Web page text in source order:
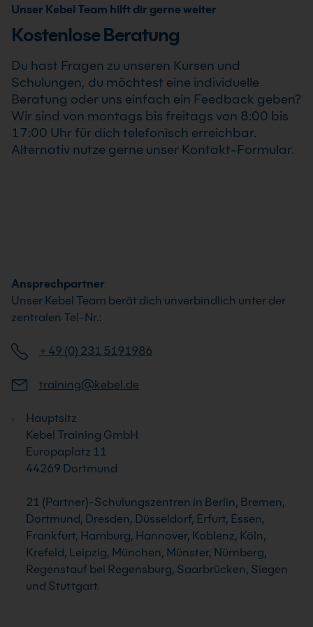
durchgeführt werden. Inhalte, Prozesse und
Schwerpunkte passen wir individuell an die
Unser Kebel Team hilft dir gerne weiter
Kostenlose Beratung
Du hast Fragen zu unseren Kursen und
Schulungen, du möchtest eine individuelle
Beratung oder uns einfach ein Feedback geben?
Wir sind von montags bis freitags von 8:00 bis
17:00 Uhr für dich telefonisch erreichbar.
Alternativ nutze gerne unser Kontakt-Formular.
Ansprechpartner
Unser Kebel Team berät dich unverbindlich unter der
zentralen Tel-Nr.:
+ 49 (0) 231 5191986
training@kebel.de
Hauptsitz
Kebel Training GmbH
Europaplatz 11
44269 Dortmund
21 (Partner)-Schulungszentren in Berlin, Bremen,
Dortmund, Dresden, Düsseldorf, Erfurt, Essen,
Frankfurt, Hamburg, Hannover, Koblenz, Köln,
Krefeld, Leipzig, München, Münster, Nürnberg,
Regenstauf bei Regensburg, Saarbrücken, Siegen
und Stuttgart.